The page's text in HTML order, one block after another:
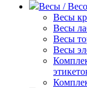
Весы /
Весы
Весы
Весы
Весы